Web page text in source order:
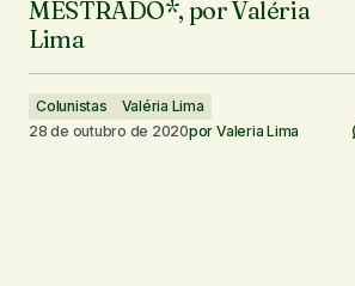
MESTRADO*, por Valéria
Lima
Colunistas
Valéria Lima
28 de outubro de 2020por Valeria Lima